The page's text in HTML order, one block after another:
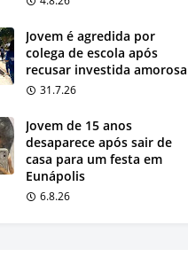
Jovem é agredida por
colega de escola após
recusar investida amorosa
31.7.26
Jovem de 15 anos
desaparece após sair de
casa para um festa em
Eunápolis
6.8.26